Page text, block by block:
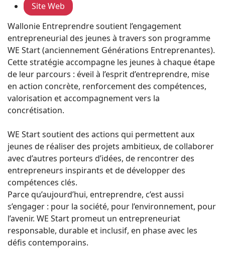
Site Web
Wallonie Entreprendre soutient l’engagement
entrepreneurial des jeunes à travers son programme
WE Start (anciennement Générations Entreprenantes).
Cette stratégie accompagne les jeunes à chaque étape
de leur parcours : éveil à l’esprit d’entreprendre, mise
en action concrète, renforcement des compétences,
valorisation et accompagnement vers la
concrétisation.
WE Start soutient des actions qui permettent aux
jeunes de réaliser des projets ambitieux, de collaborer
avec d’autres porteurs d’idées, de rencontrer des
entrepreneurs inspirants et de développer des
compétences clés.
Parce qu’aujourd’hui, entreprendre, c’est aussi
s’engager : pour la société, pour l’environnement, pour
l’avenir. WE Start promeut un entrepreneuriat
responsable, durable et inclusif, en phase avec les
défis contemporains.